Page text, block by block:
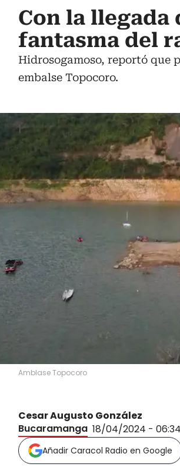
Con la llegada
fantasma del
Hidrosogamoso, reportó que
embalse Topocoro.
Amblase Topocoro
Cesar Augusto González
Bucaramanga 18/04/2024 - 06:34
Añadir Caracol Radio en Google